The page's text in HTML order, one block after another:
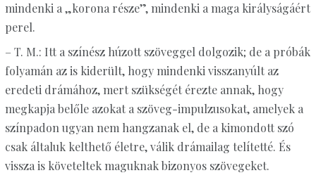
mindenki a „korona része”, mindenki a maga királyságáért
perel.
– T. M.: Itt a színész húzott szöveggel dolgozik; de a próbák
folyamán az is kiderült, hogy mindenki visszanyúlt az
eredeti drámához, mert szükségét érezte annak, hogy
megkapja belőle azokat a szöveg-impulzusokat, amelyek a
színpadon ugyan nem hangzanak el, de a kimondott szó
csak általuk kelthető életre, válik drámailag telítetté. És
vissza is követeltek maguknak bizonyos szövegeket.